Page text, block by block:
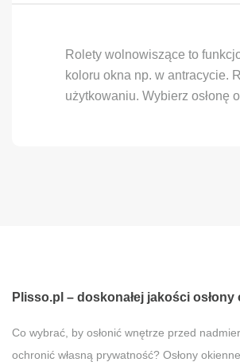
Rolety wolnowiszące to
koloru okna np. w antracycie.
użytkowaniu. Wybierz osłonę
Plisso.pl – doskonałej jakości osłony
Co wybrać, by osłonić wnętrze przed
ochronić własną prywatność? Osłony